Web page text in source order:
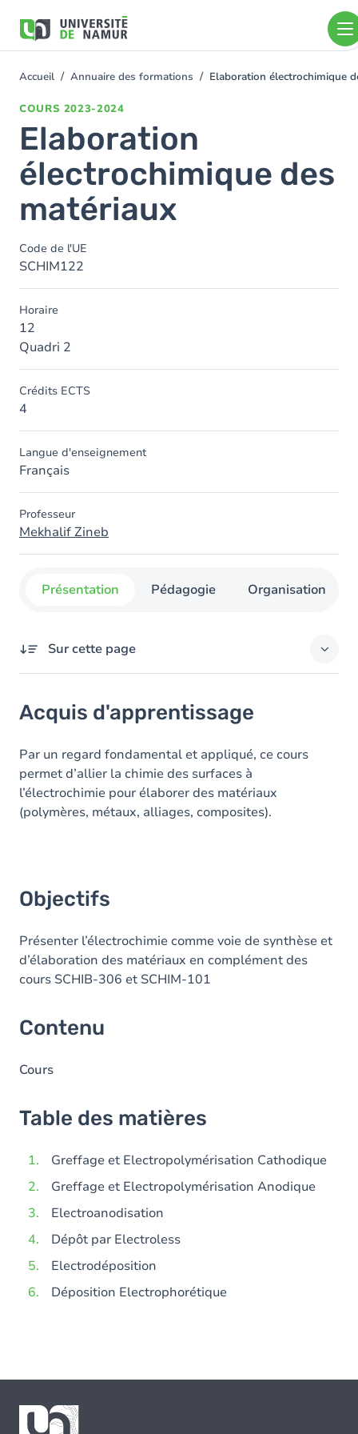
contenu
You
Accueil Annuaire des formations Elaboration électrochimique
COURS 2023-2024
Elaboration
électrochimique des
matériaux
Code de l'UE
SCHIM122
Horaire
12
Quadri 2
Crédits ECTS
4
Langue d'enseignement
Français
Professeur
Mekhalif Zineb
Présentation Pédagogie Organisation
Sur cette page
Objectifs
Contenu
Table des matières
Acquis d'apprentissage
Par un regard fondamental et appliqué, ce cours
permet d’allier la chimie des surfaces à
l’électrochimie pour élaborer des matériaux
(polymères, métaux, alliages, composites).
Objectifs
Présenter l’électrochimie comme voie de synthèse et
d’élaboration des matériaux en complément des
cours SCHIB-306 et SCHIM-101
Contenu
Cours
Table des matières
Greffage et Electropolymérisation Cathodique
Greffage et Electropolymérisation Anodique
Electroanodisation
Dépôt par Electroless
Electrodéposition
Déposition Electrophorétique